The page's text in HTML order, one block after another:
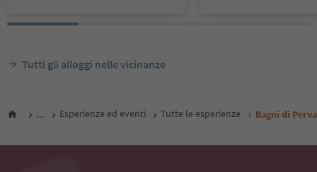
Tutti gli alloggi nelle vicinanze
... Esperienze ed eventi Tutte le esperienze Bagni di